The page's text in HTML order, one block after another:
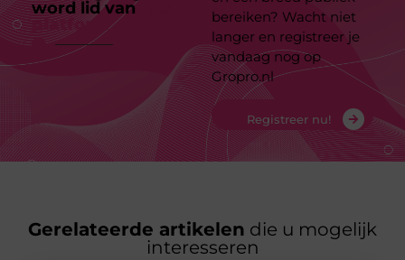
word lid van
platform
bereiken? Wacht niet
langer en registreer je
vandaag nog op
Gropro.nl
Registreer nu!
Gerelateerde artikelen die u mogelijk
interesseren